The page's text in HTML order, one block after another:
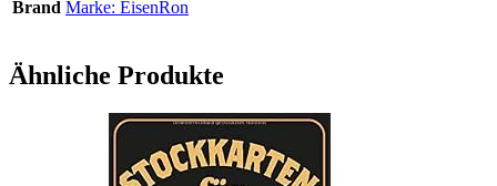
Brand Marke: EisenRon
Ähnliche Produkte